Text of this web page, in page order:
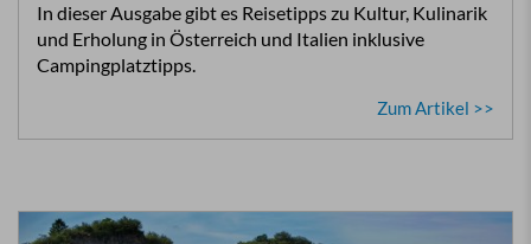
In dieser Ausgabe gibt es Reisetipps zu Kultur, Kulinarik
und Erholung in Österreich und Italien inklusive
Campingplatztipps.
Zum Artikel >>